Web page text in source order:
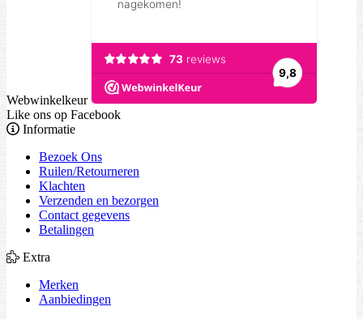
Webwinkelkeur
Like ons op Facebook
Informatie
Bezoek Ons
Ruilen/Retourneren
Klachten
Verzenden en bezorgen
Contact gegevens
Betalingen
Extra
Merken
Aanbiedingen